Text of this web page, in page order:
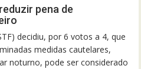
pena de
decidiu, por 6 votos a 4, que
medidas cautelares,
noturno, pode ser considerado